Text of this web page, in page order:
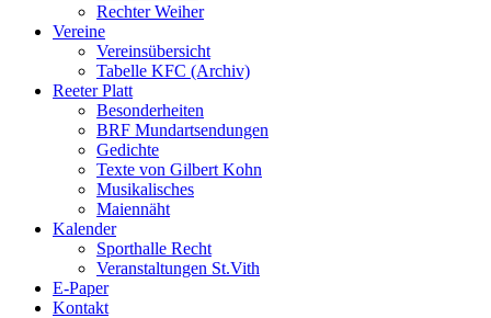
Rechter Weiher
Vereine
Vereinsübersicht
Tabelle KFC (Archiv)
Reeter Platt
Besonderheiten
BRF Mundartsendungen
Gedichte
Texte von Gilbert Kohn
Musikalisches
Maiennäht
Kalender
Sporthalle Recht
Veranstaltungen St.Vith
E-Paper
Kontakt